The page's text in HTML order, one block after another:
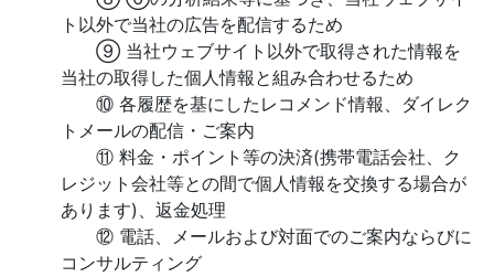
ト以外で当社の広告を配信するため
⑨ 当社ウェブサイト以外で取得された情報を
当社の取得した個人情報と組み合わせるため
⑩ 各履歴を基にしたレコメンド情報、ダイレク
トメールの配信・ご案内
⑪ 料金・ポイント等の決済(携帯電話会社、ク
レジット会社等との間で個人情報を交換する場合が
あります)、返金処理
⑫ 電話、メールおよび対面でのご案内ならびに
コンサルティング